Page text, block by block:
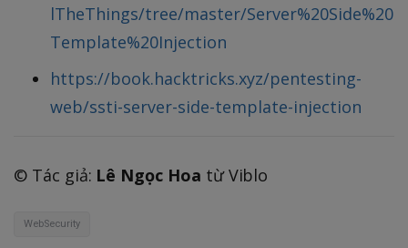
lTheThings/tree/master/Server%20Side%20
Template%20Injection
https://book.hacktricks.xyz/pentesting-
web/ssti-server-side-template-injection
©️ Tác giả: Lê Ngọc Hoa từ Viblo
WebSecurity